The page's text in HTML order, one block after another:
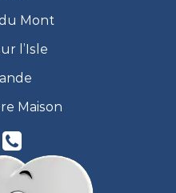
Mont
l’Isle
Maison